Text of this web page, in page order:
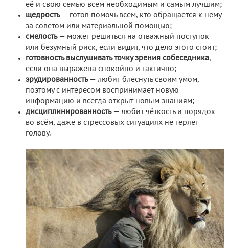
её и свою семью всем необходимым и самым лучшим;
щедрость— готов помочь всем, кто обращается к нему
за советом или материальной помощью;
смелость— может решиться на отважный поступок
или безумный риск, если видит, что дело этого стоит;
готовность выслушивать точку зрения собеседника,
если она выражена спокойно и тактично;
эрудированность— любит блеснуть своим умом,
поэтому с интересом воспринимает новую
информацию и всегда открыт новым знаниям;
дисциплинированность— любит чёткость и порядок
во всём, даже в стрессовых ситуациях не теряет
голову.